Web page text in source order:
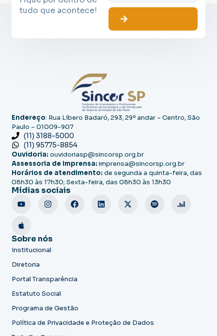
tudo que acontece!
Endereço: Rua Líbero Badaró, 293, 29º andar – Centro, São
Paulo – 01009-907
(11) 3188-5000
(11) 95775-8854
Ouvidoria: ouvidoriasp@sincorsp.org.br
Assessoria de Imprensa: imprensa@sincorsp.org.br
Horários de atendimento: de segunda a quinta-feira, das
08h30 às 17h30; Sexta-feira, das 08h30 às 13h30
Mídias sociais
Sobre nós
Institucional
Diretoria
Portal Transparência
Estatuto Social
Programa de Gestão
Política de Privacidade e Proteção de Dados